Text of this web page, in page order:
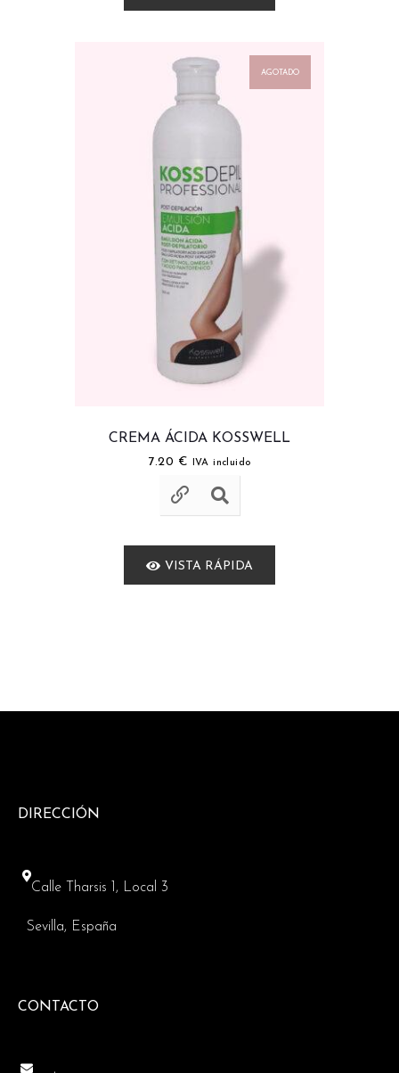
AGOTADO
CREMA ÁCIDA KOSSWELL
7.20 € IVA incluido
VISTA RÁPIDA
DIRECCIÓN
Calle Tharsis 1, Local 3
Sevilla, España
CONTACTO